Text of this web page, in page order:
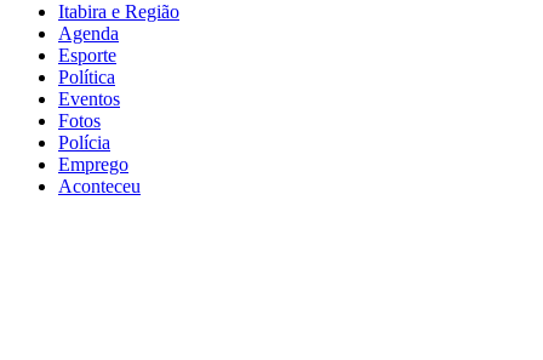
Itabira e Região
Agenda
Esporte
Política
Eventos
Fotos
Polícia
Emprego
Aconteceu